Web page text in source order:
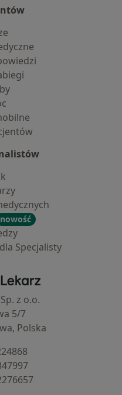
nowość
Specjalisty
- Strona główna
z o.o.
5/7
Polska